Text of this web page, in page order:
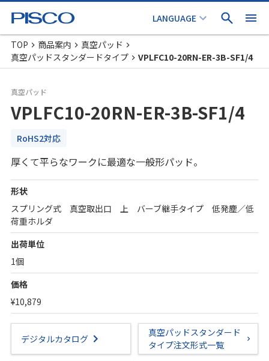
TOP 商品案内
真空パッド
真空パッドスタンダードタイプ
VPLFC10-20RN-ER-3B-SF1/4
真空パッド
VPLFC10-20RN-ER-3B-SF1/4
RoHS2対応
厚くて平らなワークに最適な一般形パッド。
形状
スプリング式 真空取出口 上 バーブ継手タイプ 低発塵／低
荷重ホルダ
出荷単位
1個
価格
¥10,879
デジタルカタログ
真空パッドスタンダード
タイプ注文形式一覧